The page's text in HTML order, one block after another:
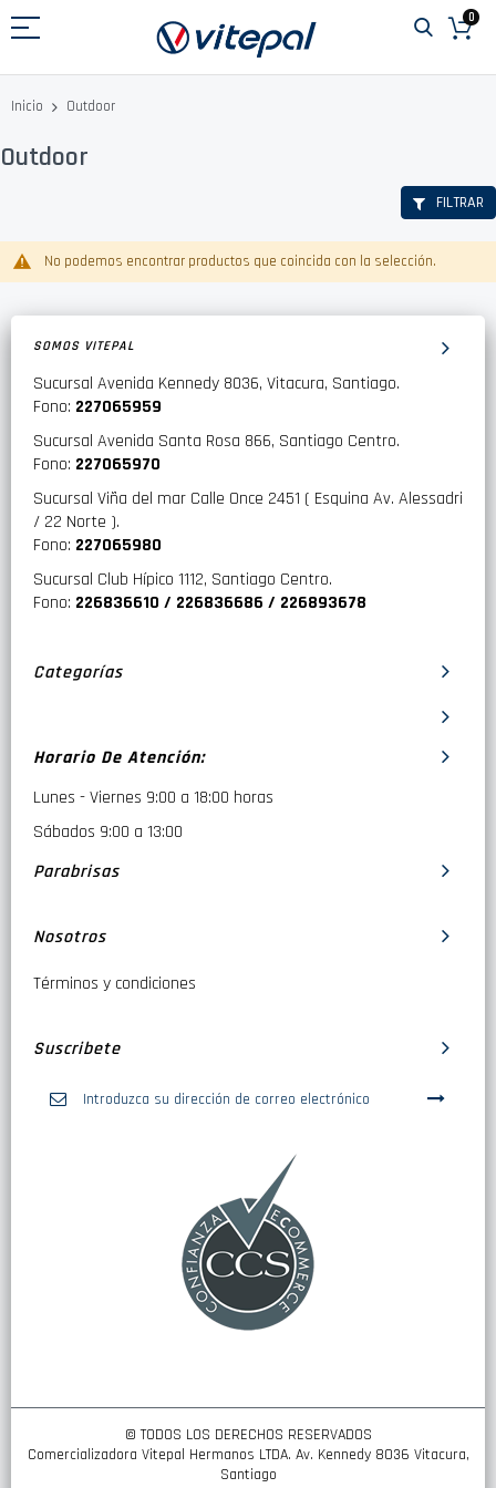
al
0
Inicio Outdoor
Outdoor
No podemos encontrar productos que coincida con la selección.
FILTRAR
SOMOS VITEPAL
Sucursal Avenida Kennedy 8036, Vitacura, Santiago.
Fono: 227065959
Sucursal Avenida Santa Rosa 866, Santiago Centro.
Fono: 227065970
Sucursal Viña del mar Calle Once 2451 ( Esquina Av. Alessadri
/ 22 Norte ).
Fono: 227065980
Sucursal Club Hípico 1112, Santiago Centro.
Fono: 226836610 / 226836686 / 226893678
Categorías
Horario De Atención:
Lunes - Viernes 9:00 a 18:00 horas
Sábados 9:00 a 13:00
Parabrisas
Nosotros
Términos y condiciones
Suscribete
© TODOS LOS DERECHOS RESERVADOS
Comercializadora Vitepal Hermanos LTDA. Av. Kennedy 8036 Vitacura,
Santiago